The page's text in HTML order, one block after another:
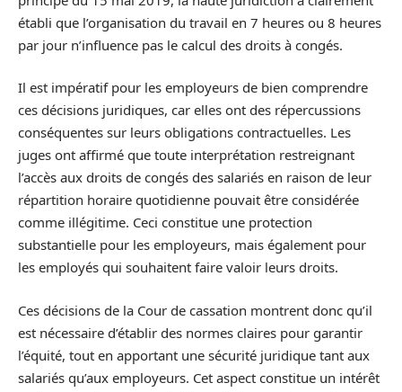
établi que l’organisation du travail en 7 heures ou 8 heures
par jour n’influence pas le calcul des droits à congés.
Il est impératif pour les employeurs de bien comprendre
ces décisions juridiques, car elles ont des répercussions
conséquentes sur leurs obligations contractuelles. Les
juges ont affirmé que toute interprétation restreignant
l’accès aux droits de congés des salariés en raison de leur
répartition horaire quotidienne pouvait être considérée
comme illégitime. Ceci constitue une protection
substantielle pour les employeurs, mais également pour
les employés qui souhaitent faire valoir leurs droits.
Ces décisions de la Cour de cassation montrent donc qu’il
est nécessaire d’établir des normes claires pour garantir
l’équité, tout en apportant une sécurité juridique tant aux
salariés qu’aux employeurs. Cet aspect constitue un intérêt